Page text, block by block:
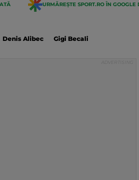
URMĂREȘTE SPORT.RO ÎN GOOGLE
Denis Alibec Gigi Becali